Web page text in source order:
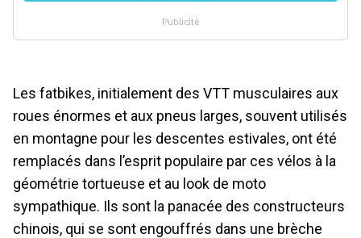
Les fatbikes, initialement des VTT musculaires aux
roues énormes et aux pneus larges, souvent utilisés
en montagne pour les descentes estivales, ont été
remplacés dans l’esprit populaire par ces vélos à la
géométrie tortueuse et au look de moto
sympathique. Ils sont la panacée des constructeurs
chinois, qui se sont engouffrés dans une brèche